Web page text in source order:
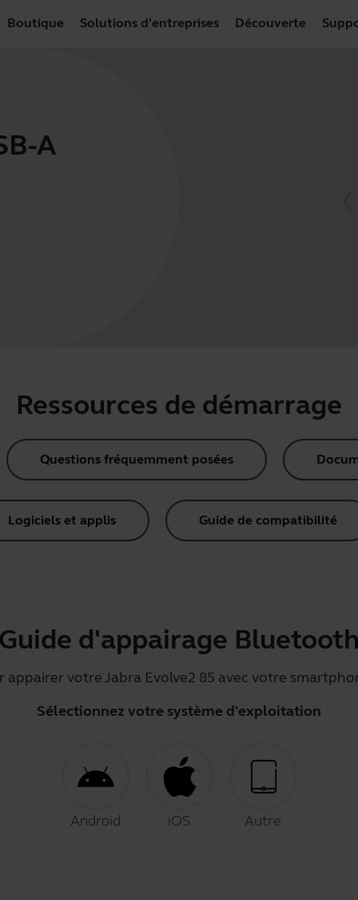
Boutique Solutions d'entreprises Découverte
A
Ressources de démarrage
Questions fréquemment posées
Logiciels et applis Guide de compatibilité
Guide d'appairage
appairer votre Jabra Evolve2 85 avec votre
Sélectionnez votre système d'exploitation
Android iOS Autre